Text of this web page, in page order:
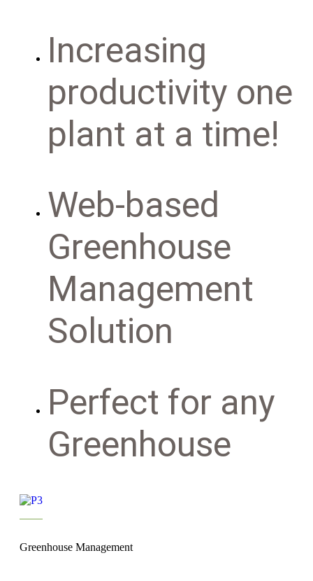
Increasing
productivity one
plant at a time!
Web-based
Greenhouse
Management
Solution
Perfect for any
Greenhouse
Greenhouse Management